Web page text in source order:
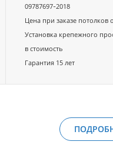
09787697-2018
Цена при заказе потолков
Установка крепежного
в стоимость
Гарантия 15 лет